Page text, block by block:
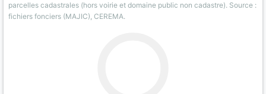
parcelles cadastrales (hors voirie et domaine public non cadastre). Source :
fichiers fonciers (MAJIC), CEREMA.